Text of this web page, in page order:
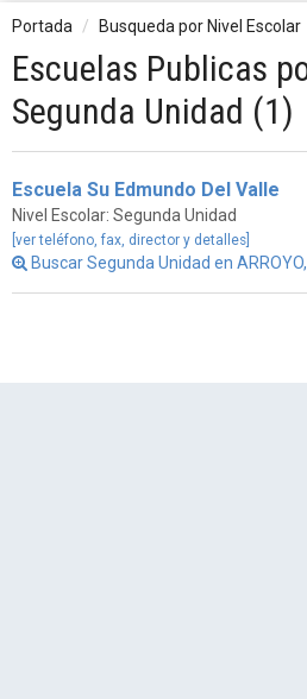
Portada Busqueda por Nivel Escolar
Escuelas Publicas
Segunda Unidad (1)
Escuela Su Edmundo Del Valle
Nivel Escolar: Segunda Unidad
[ver teléfono, fax, director y detalles]
Buscar Segunda Unidad en